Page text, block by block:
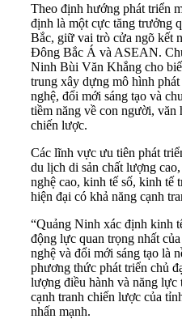
Theo định hướng phát triển
định là một cực tăng trưởng
Bắc, giữ vai trò cửa ngõ kết
Đông Bắc Á và ASEAN.
Ninh Bùi Văn Khắng cho
trung xây dựng mô hình
nghệ, đổi mới sáng tạo và
tiềm năng về con người, văn
chiến lược.
Các lĩnh vực ưu tiên phát
du lịch di sản chất lượng
nghệ cao, kinh tế số, kinh tế
hiện đại có khả năng cạnh
“Quảng Ninh xác định kinh
động lực quan trọng nhất
nghệ và đổi mới sáng tạo là
phương thức phát triển chủ
lượng điều hành và năng
cạnh tranh chiến lược của
nhấn mạnh.